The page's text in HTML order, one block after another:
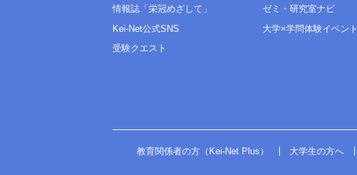
情報誌「栄冠めざして」
Kei-Net公式SNS
受験クエスト
ゼミ・研究室ナビ
大学×学問体験イベント
教育関係者の方（Kei-Net Plus） 大学生の方へ